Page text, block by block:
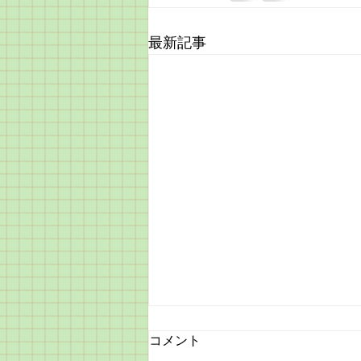
最新記事
あっという間に2月も半分
コメント